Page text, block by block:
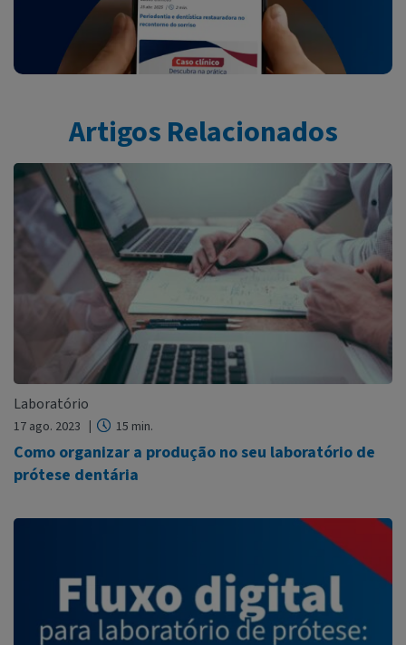
Artigos Relacionados
Laboratório
17 ago. 2023 15 min.
Como organizar a produção no seu laboratório de
prótese dentária